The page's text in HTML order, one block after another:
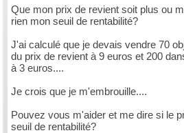
Que mon prix de revient soit plus ou
rien mon seuil de rentabilité?
J'ai calculé que je devais vendre 70
du prix de revient à 9 euros et 200
à 3 euros....
Je crois que je m'embrouille....
Pouvez vous m'aider et me dire si le
seuil de rentabilité?